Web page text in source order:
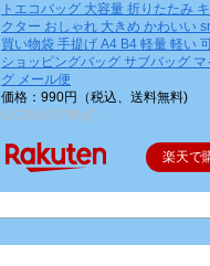
トエコバッグ 大容量 折りたたみ
クター おしゃれ 大きめ かわいい
買い物袋 手提げ A4 B4 軽量 軽い
ショッピングバッグ サブバッグ マ
グ メール便
価格：990円（税込、送料無料)
(2025/8/17時点)
楽天で